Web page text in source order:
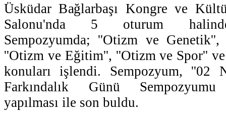
Üsküdar Bağlarbaşı Kongre ve
Salonu'nda 5 oturum
Sempozyumda; ''Otizm ve
''Otizm ve Eğitim'', ''Otizm ve Spor''
konuları işlendi. Sempozyum, ''02
Farkındalık Günü Sempozyumu
yapılması ile son buldu.